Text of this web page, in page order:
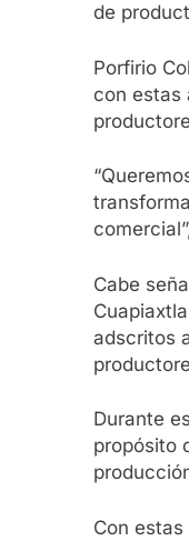
de
Porfirio
con estas
Cabe
adscritos
Durante
propósito
Con